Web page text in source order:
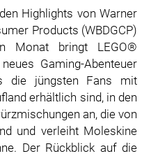
Highlights von Warner
Products (WBDGCP)
Monat bringt LEGO®
Gaming-Abenteuer
die jüngsten Fans mit
erhältlich sind, in den
an, die von
und verleiht Moleskine
Der Rückblick auf die